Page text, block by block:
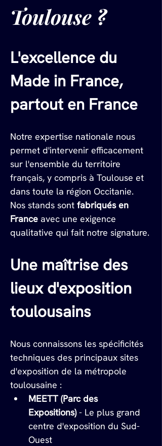
Toulouse ?
L'excellence du
Made in France,
partout en France
Notre expertise nationale nous
permet d'intervenir efficacement
sur l'ensemble du territoire
français, y compris à Toulouse et
dans toute la région Occitanie.
Nos stands sont fabriqués en
France avec une exigence
qualitative qui fait notre signature.
Une maîtrise des
lieux d'exposition
toulousains
Nous connaissons les spécificités
techniques des principaux sites
d'exposition de la métropole
toulousaine :
MEETT (Parc des
Expositions) - Le plus grand
centre d'exposition du Sud-
Ouest